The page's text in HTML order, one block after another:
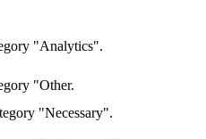
"Analytics".
"Other.
"Necessary".